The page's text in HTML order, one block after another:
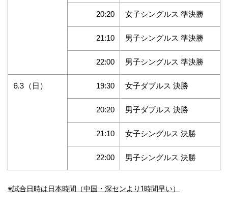
20:20 女子シングルス 準決勝
21:10 男子シングルス 準決勝
22:00 男子シングルス 準決勝
6.3（日） 19:30 女子ダブルス 決勝
20:20 男子ダブルス 決勝
21:10 女子シングルス 決勝
22:00 男子シングルス 決勝
※試合日時は日本時間（中国・深センより1時間早い）